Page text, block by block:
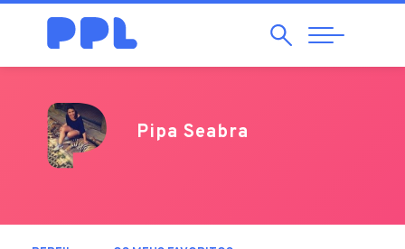
Pesquisar
Abrir
Navegação
Pipa Seabra